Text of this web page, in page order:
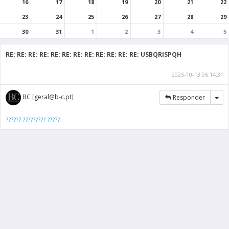
16
17 18 19 20 21
22
23
24 25 26 27 28
29
30
31 1 2 3 4 5
RE: RE: RE: RE: RE: RE: RE: RE: RE: RE: RE: RE: USBQRISPQH
2025-10-13 06:14:31
BC [geral@b-c.pt] Responder
?????? ????????? ????? .